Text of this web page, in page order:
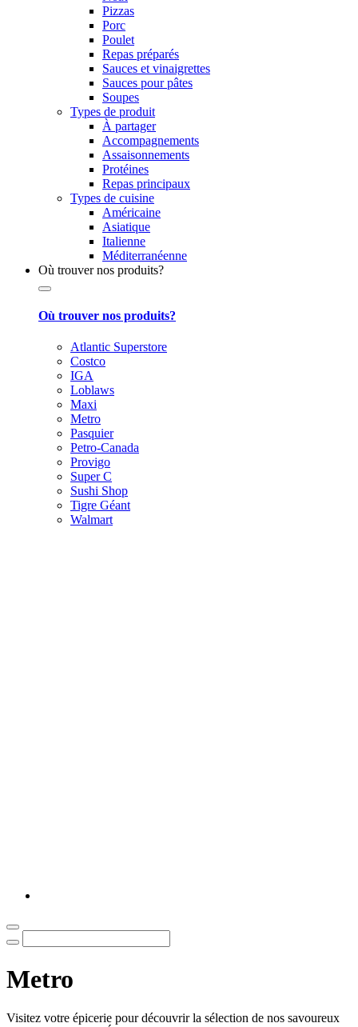
Pizzas
Porc
Poulet
Repas préparés
Sauces et vinaigrettes
Sauces pour pâtes
Soupes
Types de produit
À partager
Accompagnements
Assaisonnements
Protéines
Repas principaux
Types de cuisine
Américaine
Asiatique
Italienne
Méditerranéenne
Où trouver nos produits?
Où trouver nos produits?
Atlantic Superstore
Costco
IGA
Loblaws
Maxi
Metro
Pasquier
Petro-Canada
Provigo
Super C
Sushi Shop
Tigre Géant
Walmart
Metro
Visitez votre épicerie pour découvrir la sélection de nos savoureux